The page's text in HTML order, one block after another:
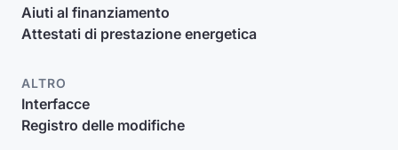
Aiuti al finanziamento
Attestati di prestazione energetica
ALTRO
Interfacce
Registro delle modifiche